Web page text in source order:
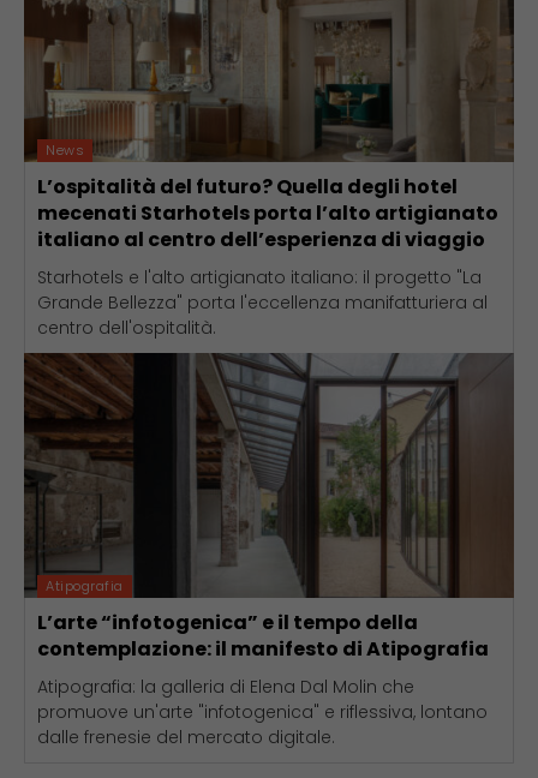
News
L’ospitalità del futuro? Quella degli hotel
mecenati Starhotels porta l’alto artigianato
italiano al centro dell’esperienza di viaggio
Starhotels e l'alto artigianato italiano: il progetto "La
Grande Bellezza" porta l'eccellenza manifatturiera al
centro dell'ospitalità.
Atipografia
L’arte “infotogenica” e il tempo della
contemplazione: il manifesto di Atipografia
Atipografia: la galleria di Elena Dal Molin che
promuove un'arte "infotogenica" e riflessiva, lontano
dalle frenesie del mercato digitale.